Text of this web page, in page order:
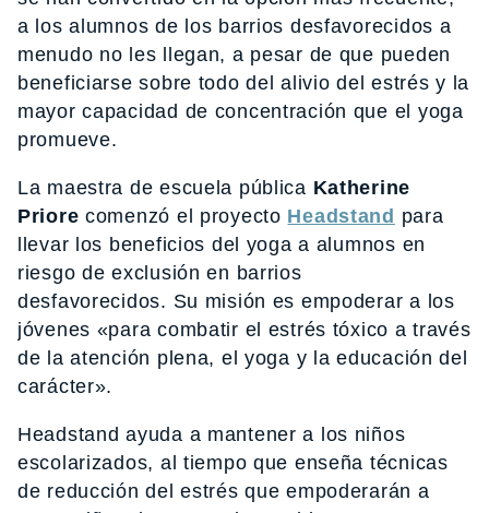
a los alumnos de los barrios desfavorecidos a
menudo no les llegan, a pesar de que pueden
beneficiarse sobre todo del alivio del estrés y la
mayor capacidad de concentración que el yoga
promueve.
La maestra de escuela pública Katherine
Priore comenzó el proyecto Headstand para
llevar los beneficios del yoga a alumnos en
riesgo de exclusión en barrios
desfavorecidos. Su misión es empoderar a los
jóvenes «para combatir el estrés tóxico a través
de la atención plena, el yoga y la educación del
carácter».
Headstand ayuda a mantener a los niños
escolarizados, al tiempo que enseña técnicas
de reducción del estrés que empoderarán a